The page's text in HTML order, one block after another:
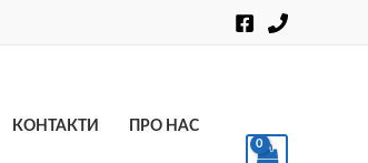
КОНТАКТИ ПРО НАС